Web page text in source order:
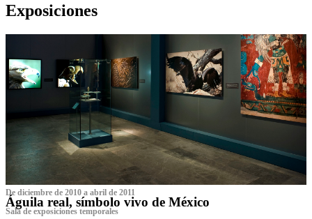
Exposiciones
De diciembre de 2010 a abril de 2011
Águila real, símbolo vivo de México
Sala de exposiciones temporales